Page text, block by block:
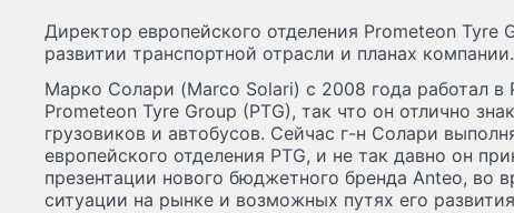
Директор европейского отделения Prometeon Tyre
развитии транспортной отрасли и планах компании.
Марко Солари (Marco Solari) с 2008 года работал в
Prometeon Tyre Group (PTG), так что он отлично
грузовиков и автобусов. Сейчас г-н Солари
европейского отделения PTG, и не так давно он
презентации нового бюджетного бренда Anteo, во
ситуации на рынке и возможных путях его